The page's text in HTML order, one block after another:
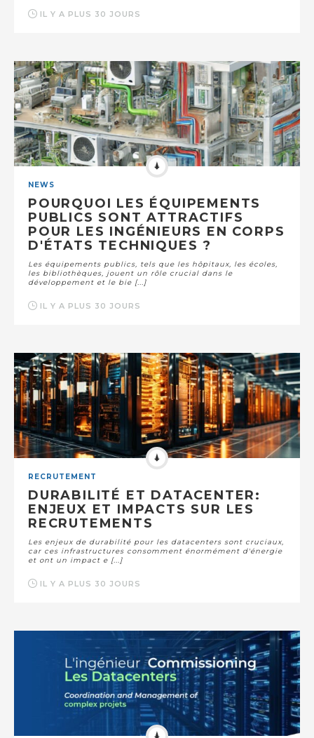
IL Y A PLUS 30 JOURS
NEWS
POURQUOI LES ÉQUIPEMENTS
PUBLICS SONT ATTRACTIFS
POUR LES INGÉNIEURS EN CORPS
D'ÉTATS TECHNIQUES ?
Les équipements publics, tels que les hôpitaux, les écoles,
les bibliothèques, jouent un rôle crucial dans le
développement et le bie [...]
IL Y A PLUS 30 JOURS
RECRUTEMENT
DURABILITÉ ET DATACENTER:
ENJEUX ET IMPACTS SUR LES
RECRUTEMENTS
Les enjeux de durabilité pour les datacenters sont cruciaux,
car ces infrastructures consomment énormément d'énergie
et ont un impact e [...]
IL Y A PLUS 30 JOURS